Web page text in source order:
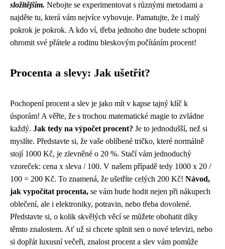
složitějším. Nebojte se experimentovat s různými metodami a
najděte tu, která vám nejvíce vyhovuje. Pamatujte, že i malý
pokrok je pokrok. A kdo ví, třeba jednoho dne budete schopni
ohromit své přátele a rodinu bleskovým počítáním procent!
Procenta a slevy: Jak ušetřit?
Pochopení procent a slev je jako mít v kapse tajný klíč k
úsporám! A věřte, že s trochou matematické magie to zvládne
každý. Jak tedy na výpočet procent? Je to jednodušší, než si
myslíte. Představte si, že vaše oblíbené tričko, které normálně
stojí 1000 Kč, je zlevněné o 20 %. Stačí vám jednoduchý
vzoreček: cena x sleva / 100. V našem případě tedy 1000 x 20 /
100 = 200 Kč. To znamená, že ušetříte celých 200 Kč! Návod,
jak vypočítat procenta, se vám bude hodit nejen při nákupech
oblečení, ale i elektroniky, potravin, nebo třeba dovolené.
Představte si, o kolik skvělých věcí se můžete obohatit díky
těmto znalostem. Ať už si chcete splnit sen o nové televizi, nebo
si dopřát luxusní večeři, znalost procent a slev vám pomůže